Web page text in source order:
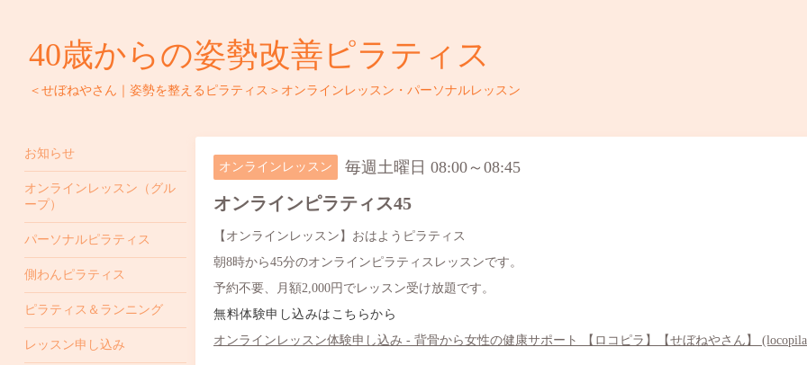
40歳からの姿勢改善ピラティス
＜せぼねやさん｜姿勢を整えるピラティス＞オンラインレッスン・パーソナルレッスン
オンラインレッスン 毎週土曜日 08:00～08:45
オンラインピラティス45
【オンラインレッスン】おはようピラティス
朝8時から45分のオンラインピラティスレッスンです。
予約不要、月額2,000円でレッスン受け放題です。
無料体験申し込みはこちらから
オンラインレッスン体験申し込み - 背骨から女性の健康サポート 【ロコピラ】【せぼねやさん】
お知らせ
オンラインレッスン（グル
ープ）
パーソナルピラティス
側わんピラティス
ピラティス＆ランニング
レッスン申し込み